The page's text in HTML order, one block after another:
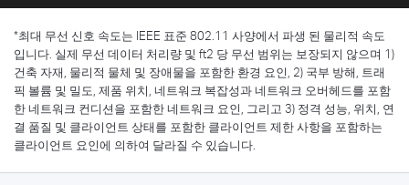
*최대 무선 신호 속도는 IEEE 표준 802.11 사양에서 파생 된 물리적 속도
입니다. 실제 무선 데이터 처리량 및 ft2 당 무선 범위는 보장되지 않으며 1)
건축 자재, 물리적 물체 및 장애물을 포함한 환경 요인, 2) 국부 방해, 트래
픽 볼륨 및 밀도, 제품 위치, 네트워크 복잡성과 네트워크 오버헤드를 포함
한 네트워크 컨디션을 포함한 네트워크 요인, 그리고 3) 정격 성능, 위치, 연
결 품질 및 클라이언트 상태를 포함한 클라이언트 제한 사항을 포함하는
클라이언트 요인에 의하여 달라질 수 있습니다.